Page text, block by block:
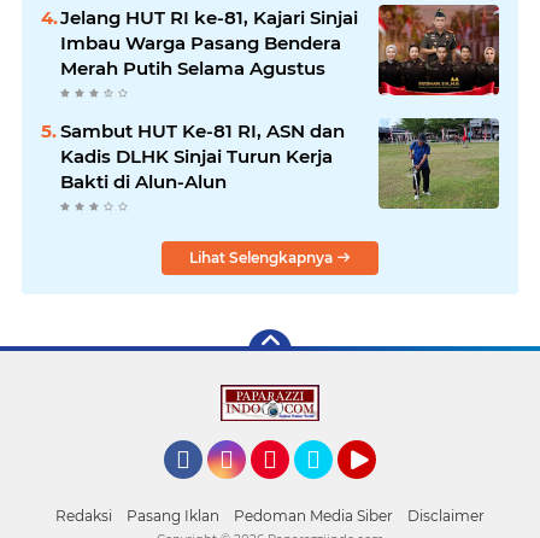
Jelang HUT RI ke-81, Kajari Sinjai
Imbau Warga Pasang Bendera
Merah Putih Selama Agustus
Sambut HUT Ke-81 RI, ASN dan
Kadis DLHK Sinjai Turun Kerja
Bakti di Alun-Alun
Lihat Selengkapnya
Redaksi Pasang Iklan Pedoman Media Siber Disclaimer